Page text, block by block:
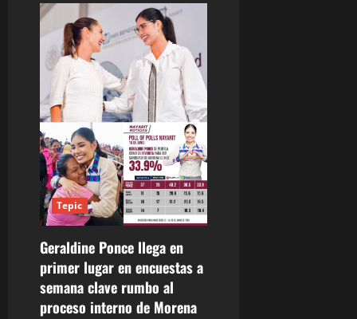
n
t
r
a
d
a
s Tepic
Geraldine Ponce llega en
primer lugar en encuestas a
semana clave rumbo al
proceso interno de Morena